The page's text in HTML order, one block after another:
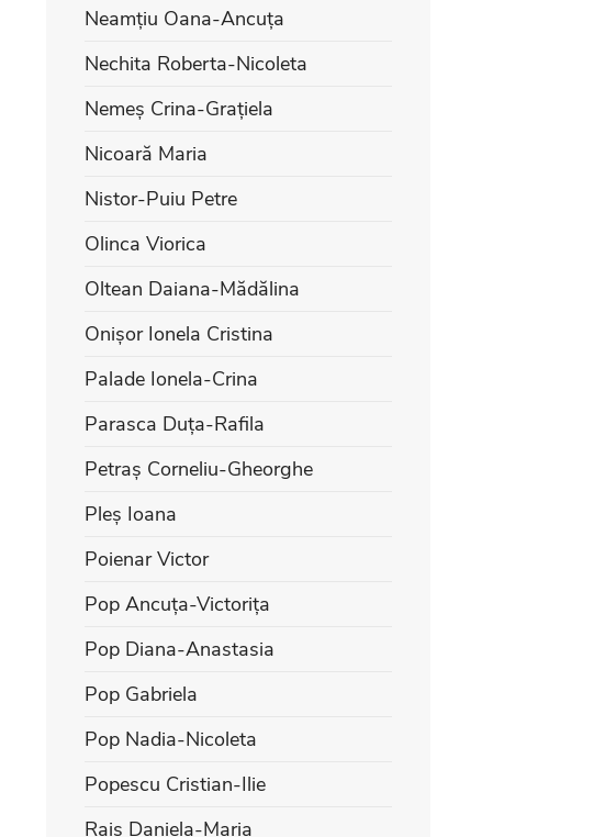
Neamțiu Oana-Ancuța
Nechita Roberta-Nicoleta
Nemeș Crina-Grațiela
Nicoară Maria
Nistor-Puiu Petre
Olinca Viorica
Oltean Daiana-Mădălina
Onișor Ionela Cristina
Palade Ionela-Crina
Parasca Duța-Rafila
Petraș Corneliu-Gheorghe
Pleș Ioana
Poienar Victor
Pop Ancuța-Victorița
Pop Diana-Anastasia
Pop Gabriela
Pop Nadia-Nicoleta
Popescu Cristian-Ilie
Rais Daniela-Maria